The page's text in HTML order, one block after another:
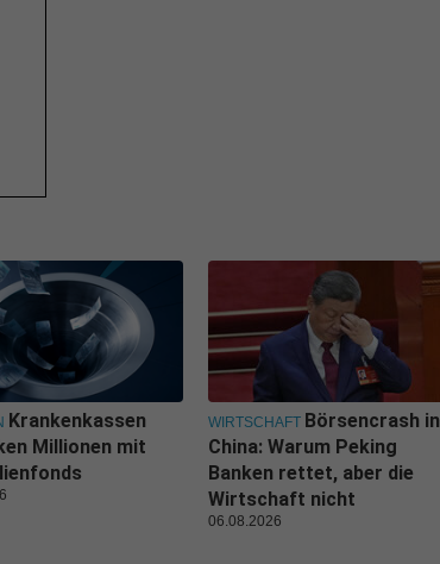
Krankenkassen
Millionen mit
WIRTSCHAFT Börsencrash in
China: Warum Peking
Banken rettet, aber die
Wirtschaft nicht
06.08.2026